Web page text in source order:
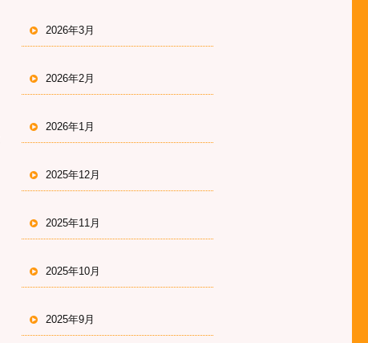
2026年3月
2026年2月
2026年1月
2025年12月
2025年11月
2025年10月
2025年9月